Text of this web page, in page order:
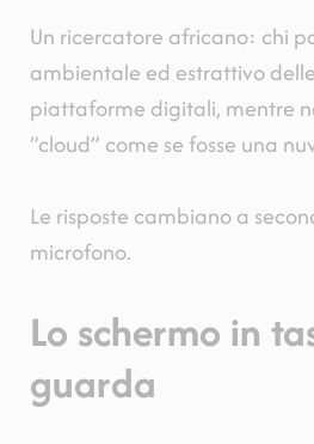
Un ricercatore africano: chi
ambientale ed estrattivo
piattaforme digitali, mentre
“cloud” come se fosse una
Le risposte cambiano a
microfono.
Lo schermo in
guarda